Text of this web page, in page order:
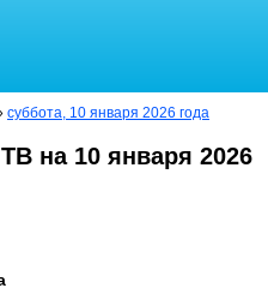
суббота, 10 января 2026 года
на 10 января 2026